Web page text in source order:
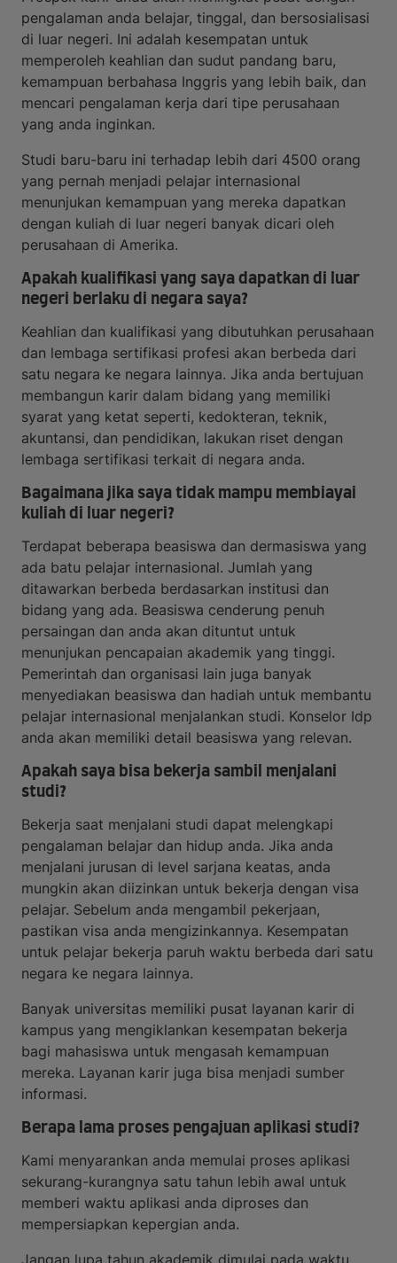
pengalaman anda belajar, tinggal, dan bersosialisasi
di luar negeri. Ini adalah kesempatan untuk
memperoleh keahlian dan sudut pandang baru,
kemampuan berbahasa Inggris yang lebih baik, dan
mencari pengalaman kerja dari tipe perusahaan
yang anda inginkan.
Studi baru-baru ini terhadap lebih dari 4500 orang
yang pernah menjadi pelajar internasional
menunjukan kemampuan yang mereka dapatkan
dengan kuliah di luar negeri banyak dicari oleh
perusahaan di Amerika.
Apakah kualifikasi yang saya dapatkan di luar
negeri berlaku di negara saya?
Keahlian dan kualifikasi yang dibutuhkan perusahaan
dan lembaga sertifikasi profesi akan berbeda dari
satu negara ke negara lainnya. Jika anda bertujuan
membangun karir dalam bidang yang memiliki
syarat yang ketat seperti, kedokteran, teknik,
akuntansi, dan pendidikan, lakukan riset dengan
lembaga sertifikasi terkait di negara anda.
Bagaimana jika saya tidak mampu membiayai
kuliah di luar negeri?
Terdapat beberapa beasiswa dan dermasiswa yang
ada batu pelajar internasional. Jumlah yang
ditawarkan berbeda berdasarkan institusi dan
bidang yang ada. Beasiswa cenderung penuh
persaingan dan anda akan dituntut untuk
menunjukan pencapaian akademik yang tinggi.
Pemerintah dan organisasi lain juga banyak
menyediakan beasiswa dan hadiah untuk membantu
pelajar internasional menjalankan studi. Konselor Idp
anda akan memiliki detail beasiswa yang relevan.
Apakah saya bisa bekerja sambil menjalani
studi?
Bekerja saat menjalani studi dapat melengkapi
pengalaman belajar dan hidup anda. Jika anda
menjalani jurusan di level sarjana keatas, anda
mungkin akan diizinkan untuk bekerja dengan visa
pelajar. Sebelum anda mengambil pekerjaan,
pastikan visa anda mengizinkannya. Kesempatan
untuk pelajar bekerja paruh waktu berbeda dari satu
negara ke negara lainnya.
Banyak universitas memiliki pusat layanan karir di
kampus yang mengiklankan kesempatan bekerja
bagi mahasiswa untuk mengasah kemampuan
mereka. Layanan karir juga bisa menjadi sumber
informasi.
Berapa lama proses pengajuan aplikasi studi?
Kami menyarankan anda memulai proses aplikasi
sekurang-kurangnya satu tahun lebih awal untuk
memberi waktu aplikasi anda diproses dan
mempersiapkan kepergian anda.
Jangan lupa tahun akademik dimulai pada waktu